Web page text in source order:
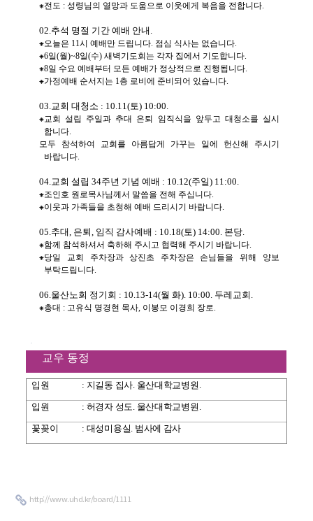
⁕전도 :성령님의 열망과 도움으로 이웃에게 복음을 전합니다.
02.추석 명절 기간 예배 안내 .
⁕오늘은 11시 예배만 드립니다. 점심 식사는 없습니다.
⁕6일(월)~8일(수)새벽기도회는 각자 집에서 기도합니다.
⁕8일 수요 예배부터 모든 예배가 정상적으로 진행됩니다.
⁕가정예배 순서지는 1층 로비에 준비되어 있습니다.
03.교회 대청소 : 10.11(토) 10:00.
⁕교회 설립 주일과 추대 은퇴 임직식을 앞두고 대청소를 실시
합니다.
모두 참석하여 교회를 아름답게 가꾸는 일에 헌신해 주시기
바랍니다.
04.교회 설립34주년 기념 예배 : 10.12(주일) 11:00.
⁕조인호 원로목사님께서 말씀을 전해 주십니다.
⁕이웃과 가족들을 초청해 예배 드리시기 바랍니다.
05.추대, 은퇴, 임직 감사예배 : 10.18(토) 14:00. 본당.
⁕함께 참석하셔서 축하해 주시고 협력해 주시기 바랍니다.
⁕당일 교회 주차장과 상진초 주차장은 손님들을 위해 양보
부탁드립니다.
06.울산노회 정기회 : 10.13-14(월 화). 10:00. 두레교회 .
⁕총대 : 고유식 명경현 목사, 이봉모 이경희 장로.
교우 동정
입원 : 지길동 집사. 울산대학교병원 .
입원 : 허경자 성도. 울산대학교병원 .
꽃꽂이 : 대성미용실. 범사에 감사
http://www.uhd.kr/board/1111